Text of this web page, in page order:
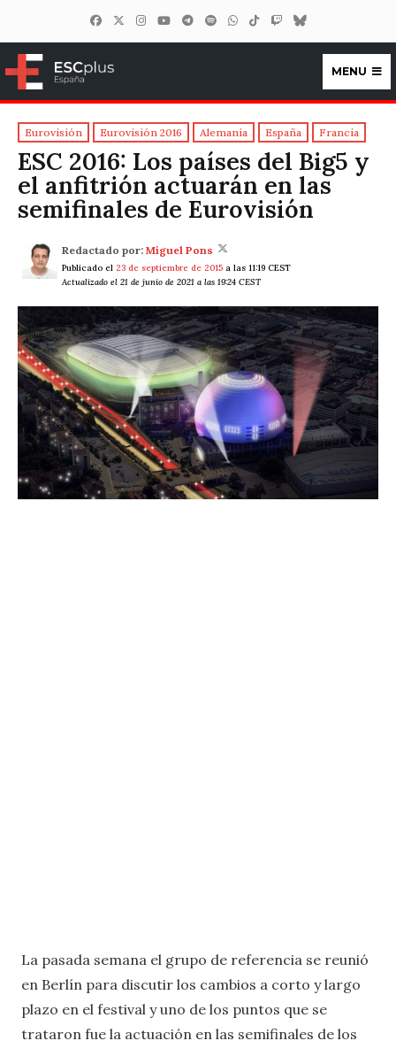
ESCplus España
MENU
Eurovisión Eurovisión 2016 Alemania España Francia
ESC 2016: Los países del Big5 y
el anfitrión actuarán en las
semifinales de Eurovisión
Redactado por: Miguel Pons
Publicado el 23 de septiembre de 2015 a las 11:19 CEST
Actualizado el 21 de junio de 2021 a las 19:24 CEST
La pasada semana el grupo de referencia se reunió
en Berlín para discutir los cambios a corto y largo
plazo en el festival y uno de los puntos que se
trataron fue la actuación en las semifinales de los